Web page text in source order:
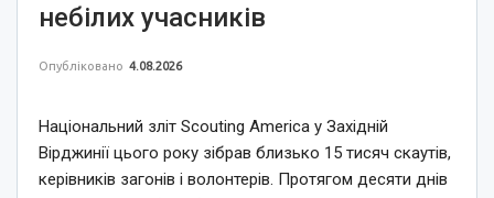
небілих учасників
Опубліковано 4.08.2026
Національний зліт Scouting America у Західній
Вірджинії цього року зібрав близько 15 тисяч скаутів,
керівників загонів і волонтерів. Протягом десяти днів